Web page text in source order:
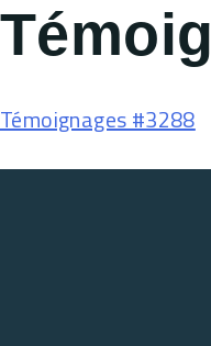
Témoignages #3288